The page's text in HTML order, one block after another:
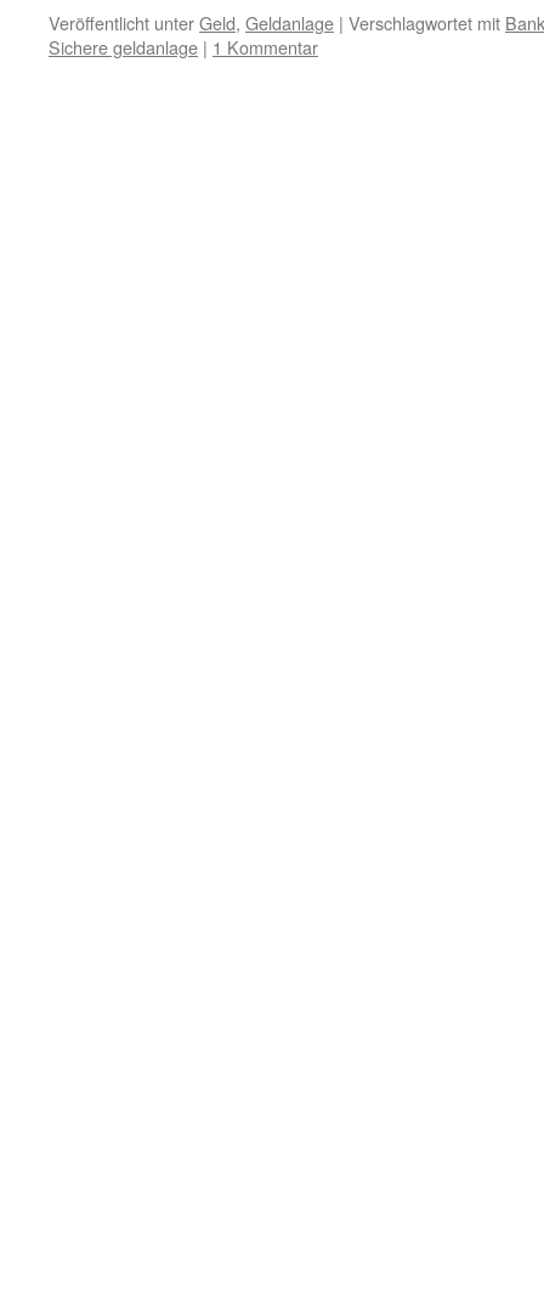
Veröffentlicht unterGeld, Geldanlage | Verschlagwortet mit
Sichere geldanlage | 1 Kommentar